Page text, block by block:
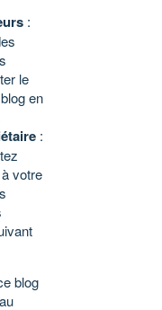
:
le
en
:
votre
blog